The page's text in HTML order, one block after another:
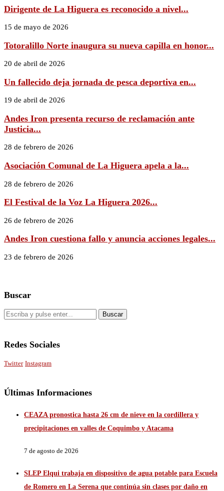
Dirigente de La Higuera es reconocido a nivel...
15 de mayo de 2026
Totoralillo Norte inaugura su nueva capilla en honor...
20 de abril de 2026
Un fallecido deja jornada de pesca deportiva en...
19 de abril de 2026
Andes Iron presenta recurso de reclamación ante
Justicia...
28 de febrero de 2026
Asociación Comunal de La Higuera apela a la...
28 de febrero de 2026
El Festival de la Voz La Higuera 2026...
26 de febrero de 2026
Andes Iron cuestiona fallo y anuncia acciones legales...
23 de febrero de 2026
Buscar
Redes Sociales
Twitter Instagram
Últimas Informaciones
CEAZA pronostica hasta 26 cm de nieve en la cordillera y
precipitaciones en valles de Coquimbo y Atacama
7 de agosto de 2026
SLEP Elqui trabaja en dispositivo de agua potable para Escuela
de Romero en La Serena que continúa sin clases por daño en